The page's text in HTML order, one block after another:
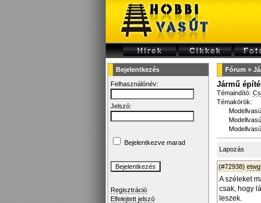
Bejelentkezés
Felhasználónév:
Jelszó:
Bejelentkezve marad
Regisztráció
Elfelejtett jelszó
Fórum »
Jármű
Témaindító:
Témakörök:
Lapozás
(#72938) etwg
A széleket
csak, hogy
leszek.